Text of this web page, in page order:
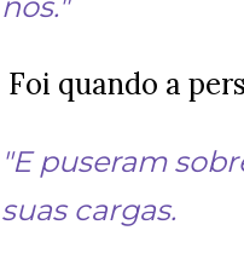
Foi quando a
"E puseram
suas cargas.